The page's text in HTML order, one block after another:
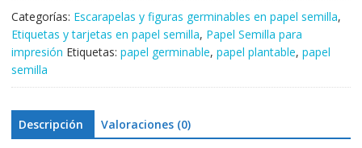
cantidad
Categorías: Escarapelas y figuras germinables en papel semilla,
Etiquetas y tarjetas en papel semilla, Papel Semilla para
impresión Etiquetas: papel germinable, papel plantable, papel
semilla
Descripción Valoraciones (0)